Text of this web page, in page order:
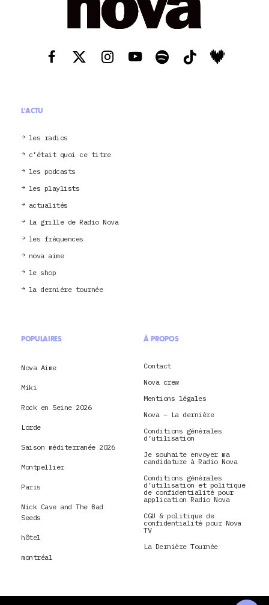
L'ACTU
les radios
c’était quoi ce titre
les podcasts
les playlists
actualités
La grille de Radio Nova
les fréquences
nova aime
le shop
la dernière tournée
POPULAIRES
Nova Aime
Miki
Rock en Seine 2026
Lorde
Saison méditerranée 2026
Montpellier
Paris
Nick Cave and The Bad
Seeds
hôtel
montréal
À PROPOS
Contact
Nova crew
Mentions légales
Nova – La dernière
Conditions générales
d’utilisation
Je souhaite envoyer ma
candidature à Radio Nova
Conditions générales
d’utilisation et politique
de confidentialité pour
application Radio Nova
CGU & politique de
confidentialité pour Nova
TV
La Dernière Tournée